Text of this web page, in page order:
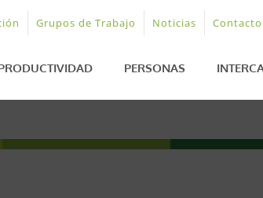
Grupos de Trabajo Noticias Contacto
PERSONAS